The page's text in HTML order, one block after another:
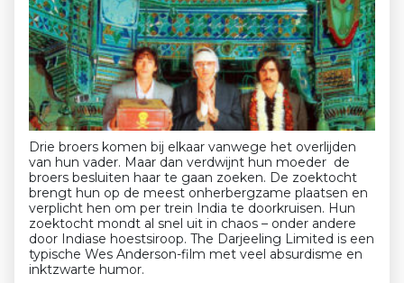
Drie broers komen bij elkaar vanwege het overlijden
van hun vader. Maar dan verdwijnt hun moeder de
broers besluiten haar te gaan zoeken. De zoektocht
brengt hun op de meest onherbergzame plaatsen en
verplicht hen om per trein India te doorkruisen. Hun
zoektocht mondt al snel uit in chaos – onder andere
door Indiase hoestsiroop. The Darjeeling Limited is een
typische Wes Anderson-film met veel absurdisme en
inktzwarte humor.